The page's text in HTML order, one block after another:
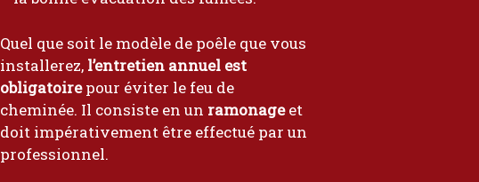
Quel que soit le modèle de poêle que vous
installerez, l’entretien annuel est
obligatoirepour éviter le feu de
cheminée. Il consiste en un ramonageet
doit impérativement être effectué par un
professionnel.